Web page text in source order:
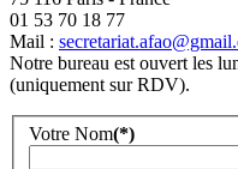
01 53 70 18 77
Mail :
Notre bureau est ouvert les
(uniquement sur RDV).
Votre Nom(*)